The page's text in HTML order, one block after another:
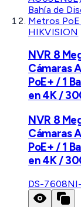
HIKVISION
NVR 8
Cámaras
PoE+ / 1
en 4K /
NVR 8
Cámaras
PoE+ / 1
en 4K /
DS-